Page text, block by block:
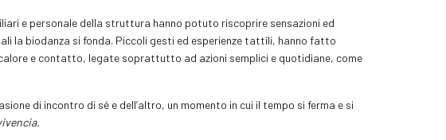
e personale della struttura hanno potuto riscoprire sensazioni ed
la biodanza si fonda. Piccoli gesti ed esperienze tattili, hanno fatto
e contatto, legate soprattutto ad azioni semplici e quotidiane, come
di incontro di sé e dell’altro, un momento in cui il tempo si ferma e si